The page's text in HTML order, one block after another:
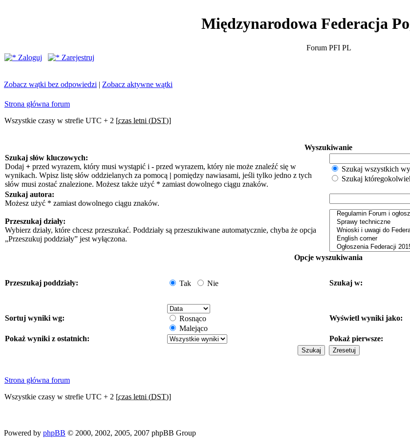
Międzynarodowa Federacja
Forum PFI PL
Zaloguj
Zarejestruj
Zobacz wątki bez odpowiedzi | Zobacz aktywne wątki
Strona główna forum
Wszystkie czasy w strefie UTC + 2 [czas letni (DST)]
Wyszukiwanie
Szukaj słów kluczowych:
Dodaj + przed wyrazem, który musi wystąpić i - przed wyrazem, który nie może znaleźć się w
wynikach. Wpisz listę słów oddzielanych za pomocą | pomiędzy nawiasami, jeśli tylko jedno z tych
słów musi zostać znalezione. Możesz także użyć * zamiast dowolnego ciągu znaków.
Szukaj wszystkich
Szukaj
Szukaj autora:
Możesz użyć * zamiast dowolnego ciągu znaków.
Przeszukaj działy:
Wybierz działy, które chcesz przeszukać. Poddziały są przeszukiwane automatycznie, chyba że opcja
„Przeszukuj poddziały” jest wyłączona.
Opcje wyszukiwania
Przeszukaj poddziały: Tak Nie Szukaj w:
Sortuj wyniki wg:
Rosnąco
Malejąco
Wyświetl wyniki jako:
Pokaż wyniki z ostatnich: Pokaż pierwsze:
Strona główna forum
Wszystkie czasy w strefie UTC + 2 [czas letni (DST)]
Powered by phpBB © 2000, 2002, 2005, 2007 phpBB Group